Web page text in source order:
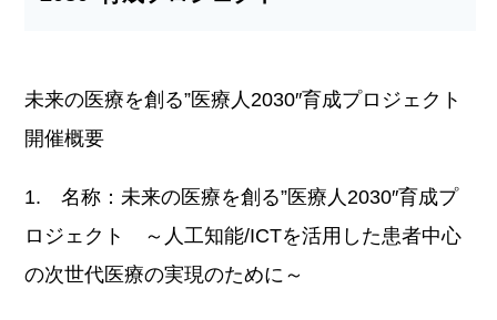
未来の医療を創る”医療人2030″育成プロジェクト
開催概要
1. 名称：未来の医療を創る”医療人2030″育成プ
ロジェクト ～人工知能/ICTを活用した患者中心
の次世代医療の実現のために～